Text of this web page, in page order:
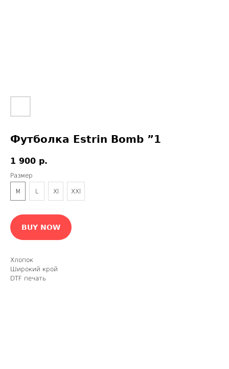
Футболка Estrin Bomb ”1
1 900 р.
Размер
M
L Xl XXl
BUY NOW
Хлопок
Широкий крой
DTF печать